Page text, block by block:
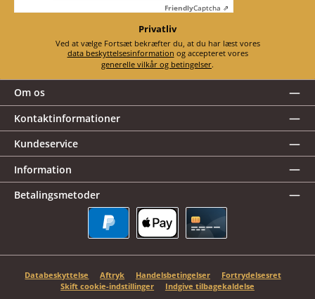
FriendlyCaptcha ⇗
Privatliv
Ved at vælge Fortsæt bekræfter du, at du har læst vores
data beskyttelsesinformation
og accepteret vores
generelle vilkår og betingelser.
Om os
Kontaktinformationer
Kundeservice
Information
Betalingsmetoder
Databeskyttelse Aftryk Handelsbetingelser
Fortrydelsesret
Skift cookie-indstillinger
Indgive tilbagekaldelse